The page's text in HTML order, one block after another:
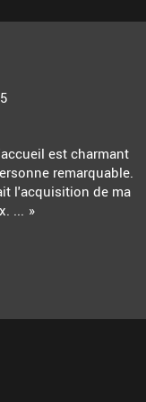
est charmant
remarquable.
l'acquisition de ma
...